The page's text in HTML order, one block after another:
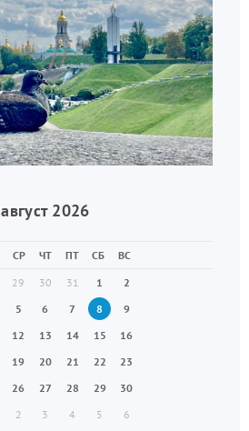
август 2026
СР ЧТ ПТ СБ
ВС
29 30 31 1
2
5 6 7 8
9
12 13 14 15
16
19 20 21 22
23
26 27 28 29
30
2 3 4 5 6